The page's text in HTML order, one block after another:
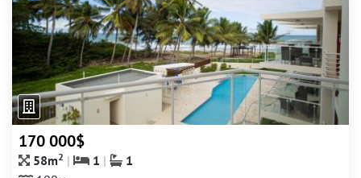
170 000$
58m2 1
1